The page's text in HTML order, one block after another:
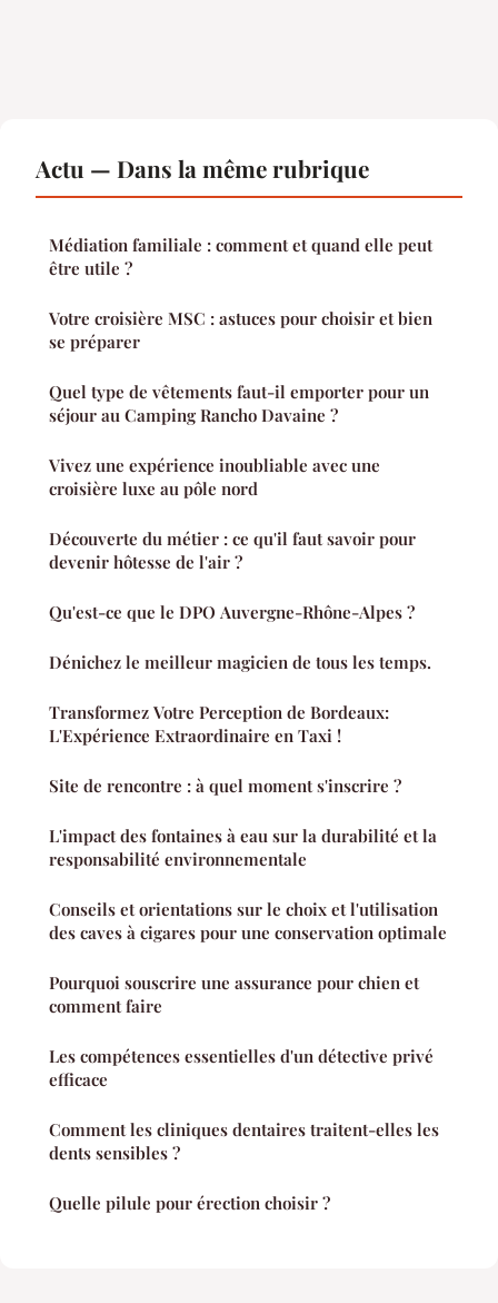
Actu — Dans la même rubrique
Médiation familiale : comment et quand elle peut
être utile ?
Votre croisière MSC : astuces pour choisir et bien
se préparer
Quel type de vêtements faut-il emporter pour un
séjour au Camping Rancho Davaine ?
Vivez une expérience inoubliable avec une
croisière luxe au pôle nord
Découverte du métier : ce qu'il faut savoir pour
devenir hôtesse de l'air ?
Qu'est-ce que le DPO Auvergne-Rhône-Alpes ?
Dénichez le meilleur magicien de tous les temps.
Transformez Votre Perception de Bordeaux:
L'Expérience Extraordinaire en Taxi !
Site de rencontre : à quel moment s'inscrire ?
L'impact des fontaines à eau sur la durabilité et la
responsabilité environnementale
Conseils et orientations sur le choix et l'utilisation
des caves à cigares pour une conservation optimale
Pourquoi souscrire une assurance pour chien et
comment faire
Les compétences essentielles d'un détective privé
efficace
Comment les cliniques dentaires traitent-elles les
dents sensibles ?
Quelle pilule pour érection choisir ?